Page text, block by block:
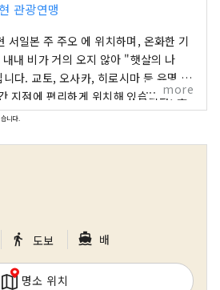
관광연맹
서일본 주 주오 에 위치하며, 온화한 기
내내 비가 거의 오지 않아 "햇살의 나
다. 교토, 오사카, 히로시마 등 유명 관
지점에 편리하게 위치해 있습니다! 또
시코쿠로 가는 관문이기도 합니다. 오
포도, 피오네 포도 등 제철 과일을 즐
구라시키 미관지구 등 세계적인 관광
다!
more
니다.
｜ directions_walk 도보 ｜ directions_boat 배
명소 위치